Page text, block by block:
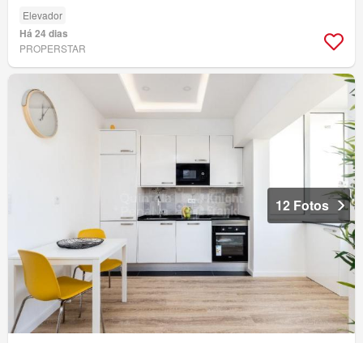
Elevador
Há 24 dias
PROPERSTAR
12 Fotos